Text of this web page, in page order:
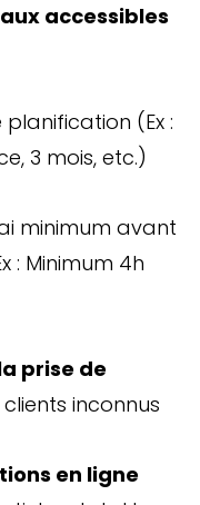
accessibles
(Ex :
3 mois, etc.)
minimum avant
: Minimum 4h
prise de
inconnus
en ligne